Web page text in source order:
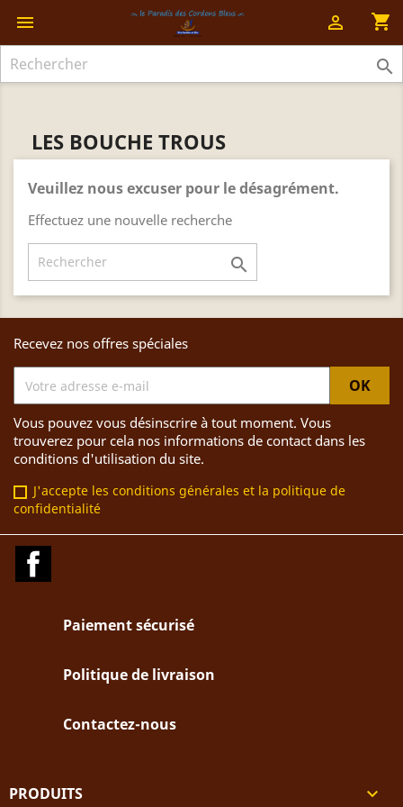
 shopping_cart


LES BOUCHE TROUS
Veuillez nous excuser pour le désagrément.
Effectuez une nouvelle recherche

Recevez nos offres spéciales
Vous pouvez vous désinscrire à tout moment. Vous
trouverez pour cela nos informations de contact dans les
conditions d'utilisation du site.
J'accepte les conditions générales et la politique de
confidentialité
Paiement sécurisé
Politique de livraison
Contactez-nous
PRODUITS 